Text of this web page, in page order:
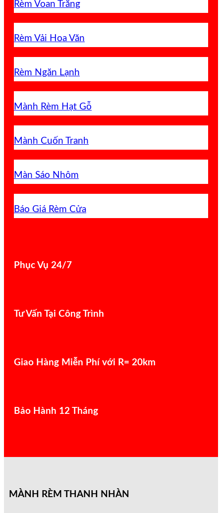
Rèm Voan Trắng
Rèm Vải Hoa Văn
Rèm Ngăn Lạnh
Mành Rèm Hạt Gỗ
Mành Cuốn Tranh
Màn Sáo Nhôm
Báo Giá Rèm Cửa
Phục Vụ 24/7
Tư Vấn Tại Công Trình
Giao Hàng Miễn Phí với R= 20km
Bảo Hành 12 Tháng
MÀNH RÈM THANH NHÀN